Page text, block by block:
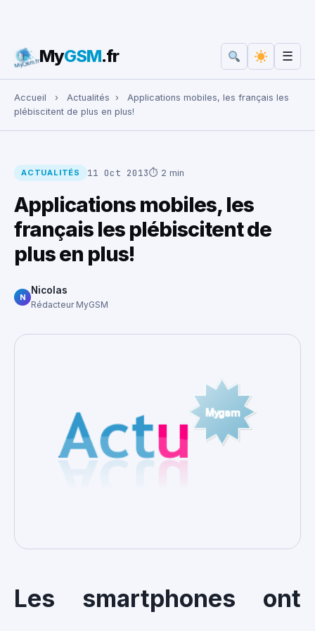
Rechercher :
MyGSM.fr ☰
Accueil › Actualités ›
Applications mobiles, les français les
plébiscitent de plus en plus!
ACTUALITÉS 11 Oct 2013⏱ 2 min
Applications mobiles, les
français les plébiscitent de
plus en plus!
N
Nicolas
Rédacteur MyGSM
Les smartphones ont